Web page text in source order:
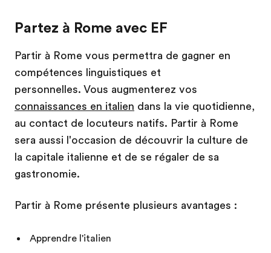
Partez à Rome avec EF
Partir à Rome vous permettra de gagner en
compétences linguistiques et
personnelles. Vous augmenterez vos
connaissances en italien dans la vie quotidienne,
au contact de locuteurs natifs. Partir à Rome
sera aussi l'occasion de découvrir la culture de
la capitale italienne et de se régaler de sa
gastronomie.
Partir à Rome présente plusieurs avantages :
Apprendre l'italien